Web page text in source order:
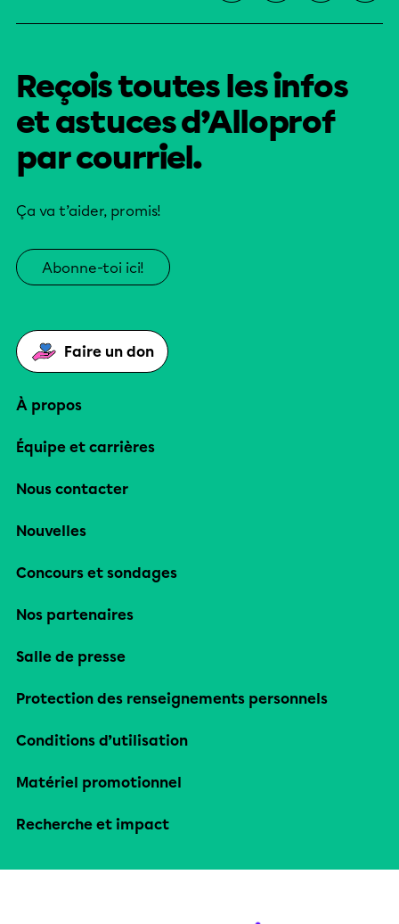
Reçois toutes les infos
et astuces d’Alloprof
par courriel.
Ça va t’aider, promis!
Abonne-toi ici!
Faire un don
À propos
Équipe et carrières
Nous contacter
Nouvelles
Concours et sondages
Nos partenaires
Salle de presse
Protection des renseignements personnels
Conditions d’utilisation
Matériel promotionnel
Recherche et impact